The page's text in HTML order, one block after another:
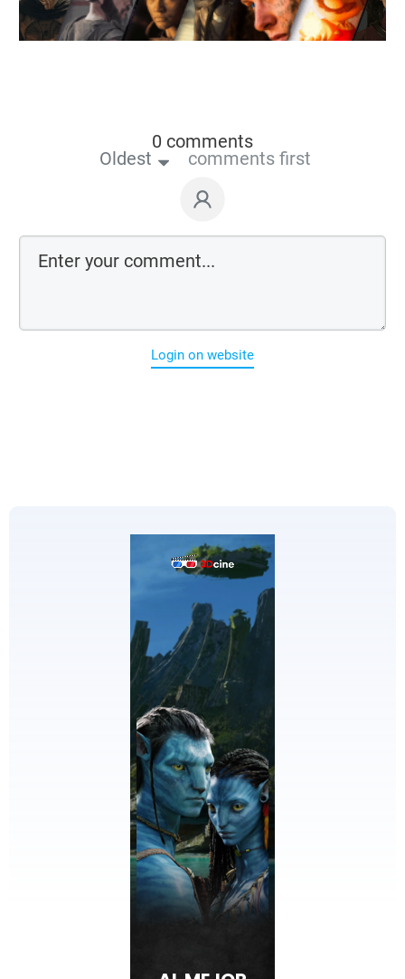
0 comments
Oldest comments first
Login on website